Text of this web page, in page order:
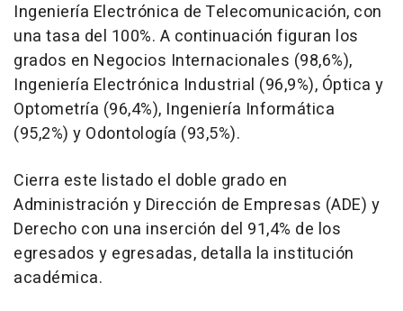
Ingeniería Electrónica de Telecomunicación, con
una tasa del 100%. A continuación figuran los
grados en Negocios Internacionales (98,6%),
Ingeniería Electrónica Industrial (96,9%), Óptica y
Optometría (96,4%), Ingeniería Informática
(95,2%) y Odontología (93,5%).
Cierra este listado el doble grado en
Administración y Dirección de Empresas (ADE) y
Derecho con una inserción del 91,4% de los
egresados y egresadas, detalla la institución
académica.